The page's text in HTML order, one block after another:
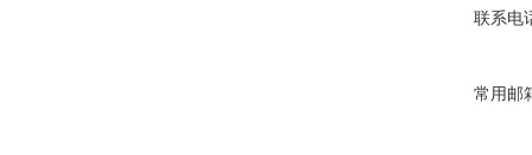
联系电
常用邮